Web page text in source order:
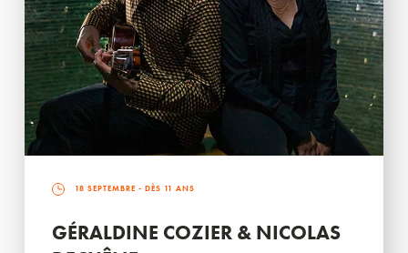
18 SEPTEMBRE - DÈS 11 ANS
GÉRALDINE COZIER & NICOLAS